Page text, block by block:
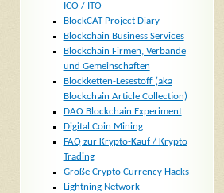
ICO / ITO
BlockCAT Project Diary
Blockchain Business Services
Blockchain Firmen, Verbände
und Gemeinschaften
Blockketten-Lesestoff (aka
Blockchain Article Collection)
DAO Blockchain Experiment
Digital Coin Mining
FAQ zur Krypto-Kauf / Krypto
Trading
Große Crypto Currency Hacks
Lightning Network